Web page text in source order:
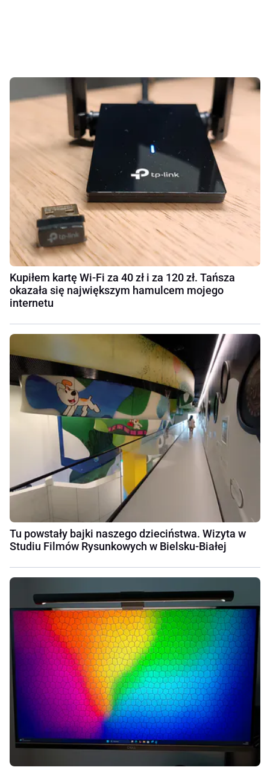
Kupiłem kartę Wi-Fi za 40 zł i za 120 zł. Tańsza
okazała się największym hamulcem mojego
internetu
Tu powstały bajki naszego dzieciństwa. Wizyta w
Studiu Filmów Rysunkowych w Bielsku-Białej